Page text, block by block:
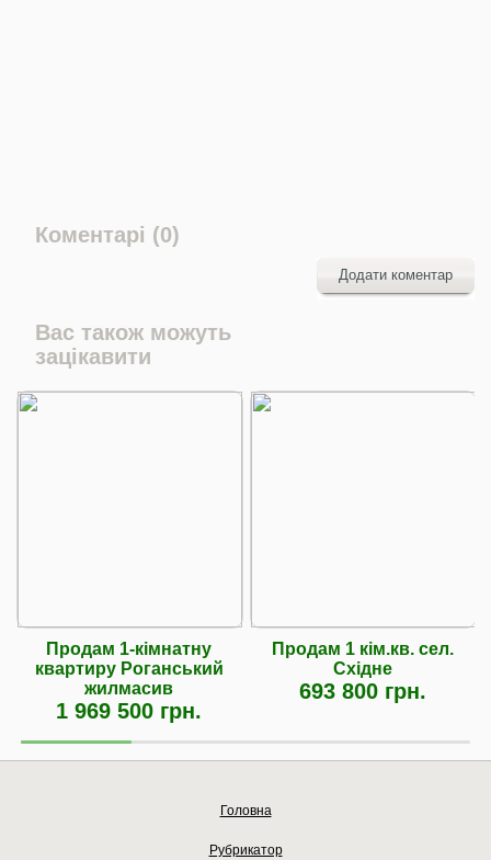
Коментарі (0)
Додати коментар
Вас також можуть
зацікавити
Продам 1-кімнатну
квартиру Роганський
жилмасив
1 969 500 грн.
Продам 1 кiм.кв. сел.
Схiдне
693 800 грн.
Головна
Рубрикатор